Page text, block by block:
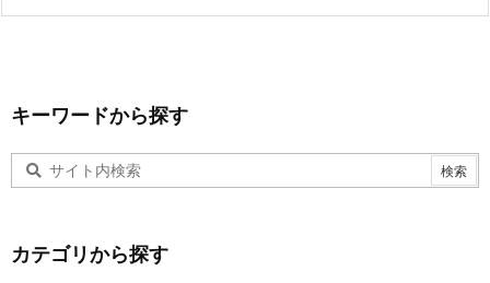
キーワードから探す
カテゴリから探す